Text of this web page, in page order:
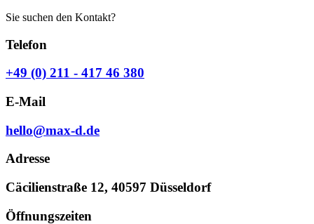
Sie suchen den Kontakt?
Telefon
+49 (0) 211 - 417 46 380
E-Mail
hello@max-d.de
Adresse
Cäcilienstraße 12, 40597 Düsseldorf
Öffnungszeiten